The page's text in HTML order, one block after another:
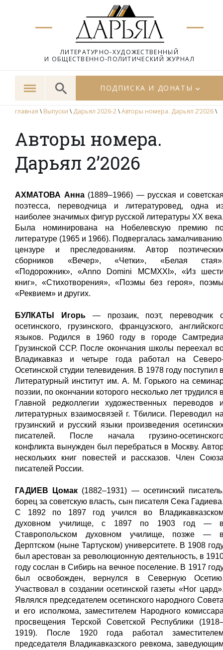
ЛИТЕРАТУРНО-ХУДОЖЕСТВЕННЫЙ
И ОБЩЕСТВЕННО-ПОЛИТИЧЕСКИЙ ЖУРНАЛ
ПОДПИСКА И ДОНАТЫ
главная \ Выпуски \ Дарьял 2026-2\Авторы номера. Дарьял 2’2026\
Авторы номера.
Дарьял 2’2026
АХМАТОВА Анна (1889–1966) — русская и
поэтесса, переводчица и литературовед, одна
наиболее значимых фигур русской литературы XX
Была номинирована на Нобелевскую премию
литературе (1965 и 1966). Подвергалась
цензуре и преследованиям. Автор
сборников «Вечер», «Четки», «Белая
«Подорожник», «Anno Domini MCMXXI», «Из
книг», «Стихотворения», «Поэмы без героя»,
«Реквием» и других.
БУЛКАТЫ Игорь— прозаик, поэт, переводчик
осетинского, грузинского, французского,
языков. Родился в 1960 году в городе
Грузинской ССР. После окончания школы переехал
Владикавказ и четыре года работал на
Осетинской студии телевидения. В 1978 году поступил
Литературный институт им. А. М. Горького на
поэзии, по окончании которого несколько лет трудился
Главной редколлегии художественных переводов
литературных взаимосвязей г. Тбилиси. Переводил
грузинский и русский языки произведения
писателей. После начала грузино-
конфликта вынужден был перебраться в Москву.
нескольких книг повестей и рассказов. Член
писателей России.
ГАДИЕВ Цомак (1882–1931) — осетинский
борец за советскую власть, сын писателя Сека
С 1892 по 1897 год учился во
духовном училище, с 1897 по 1903 год —
Ставропольском духовном училище, позже —
Дерптском (ныне Тартуском) университете. В 1908
был арестован за революционную деятельность, в
году сослан в Сибирь на вечное поселение. В 1917
был освобожден, вернулся в Северную
Участвовал в создании осетинской газеты «Ног
Являлся председателем осетинского народного
и его исполкома, заместителем Народного
просвещения Терской Советской Республики
1919). После 1920 года работал
председателя Владикавказского ревкома,